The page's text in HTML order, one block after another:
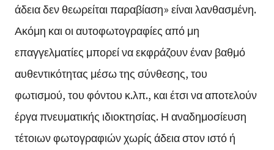
άδεια δεν θεωρείται παραβίαση» είναι λανθασμένη.
Ακόμη και οι αυτοφωτογραφίες από μη
επαγγελματίες μπορεί να εκφράζουν έναν βαθμό
αυθεντικότητας μέσω της σύνθεσης, του
φωτισμού, του φόντου κ.λπ., και έτσι να αποτελούν
έργα πνευματικής ιδιοκτησίας. Η αναδημοσίευση
τέτοιων φωτογραφιών χωρίς άδεια στον ιστό ή